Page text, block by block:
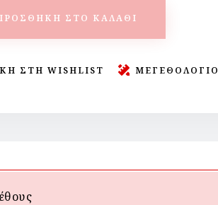
ΣΤΟ ΚΑΛΆΘΙ
ΣΤΗ WISHLIST ΜΕΓΕΘΟΛΟΓΙΟ